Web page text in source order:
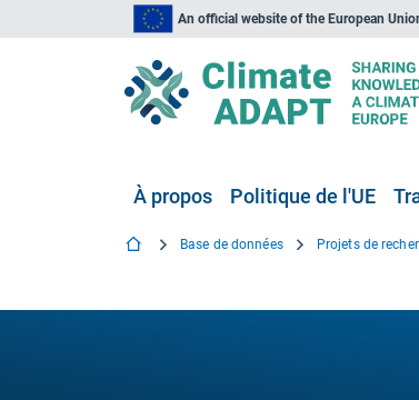
An official website of the European
À propos Politique de l'UE
Base de données